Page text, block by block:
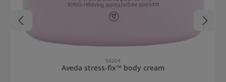
55204
Aveda stress-fix™ body cream